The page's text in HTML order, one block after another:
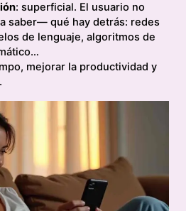
: superficial. El usuario no
saber— qué hay detrás: redes
de lenguaje, algoritmos de
mejorar la productividad y